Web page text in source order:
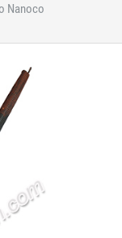
Nanoco